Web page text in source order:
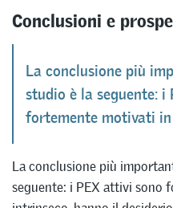
Conclusioni e
La conclusione più
studio è la seguente: i
fortemente motivati
La conclusione più
seguente: i PEX attivi sono